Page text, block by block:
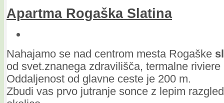
Apartma Rogaška Slatina
Nahajamo se nad centrom mesta Rogaške
od svet.znanega zdravilišča, termalne
Oddaljenost od glavne ceste je 200 m.
Zbudi vas prvo jutranje sonce z lepim